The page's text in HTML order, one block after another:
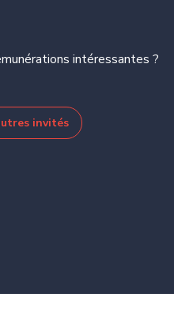
intéressantes ?
invités